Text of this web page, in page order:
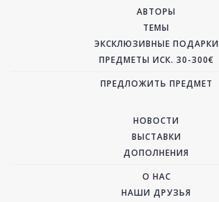
АВТОРЫ
ТЕМЫ
ЭКСКЛЮЗИВНЫЕ ПОДАРКИ
ПРЕДМЕТЫ ИСК. 30-300€
ПРЕДЛОЖИТЬ ПРЕДМЕТ
НОВОСТИ
ВЫСТАВКИ
ДОПОЛНЕНИЯ
О НАС
НАШИ ДРУЗЬЯ